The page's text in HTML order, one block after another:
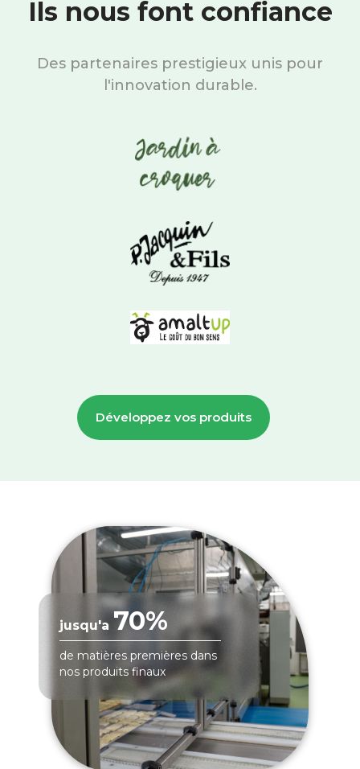
Ils nous font confiance
Des partenaires prestigieux unis pour
l'innovation durable.
Développez vos produits
jusqu'a 70%
de matières premières dans
nos produits finaux